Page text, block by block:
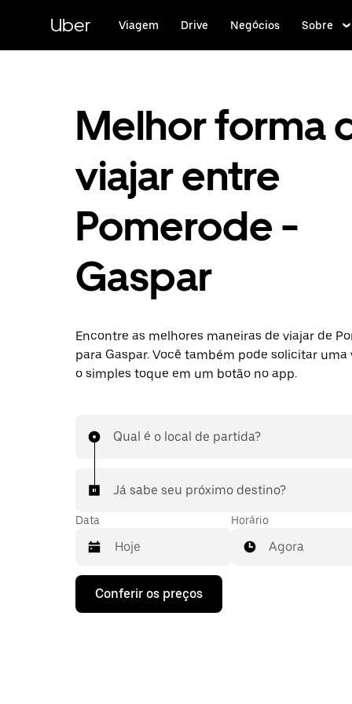
conteúdo
Uber Viagem Drive Negócios Sobre
Melhor forma
viajar entre
Pomerode -
Gaspar
Encontre as melhores maneiras de viajar de
para Gaspar. Você também pode solicitar uma
o simples toque em um botão no app.
Qual é o local de partida?
Já sabe seu próximo destino?
Data
Pressione
seta
Horário
Agora
Conferir os preços